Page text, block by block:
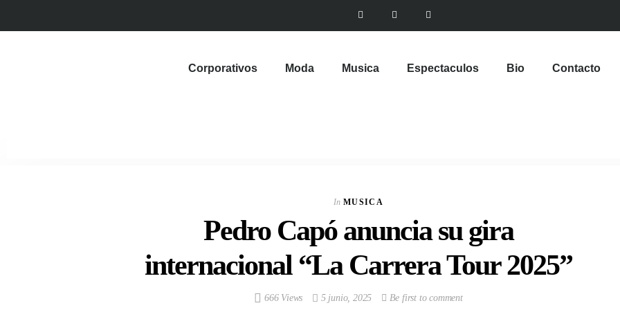
Corporativos Moda Musica Espectaculos Bio Contacto
In MUSICA
Pedro Capó anuncia su gira
internacional “La Carrera Tour 2025”
666 Views 5 junio, 2025 Be first to comment